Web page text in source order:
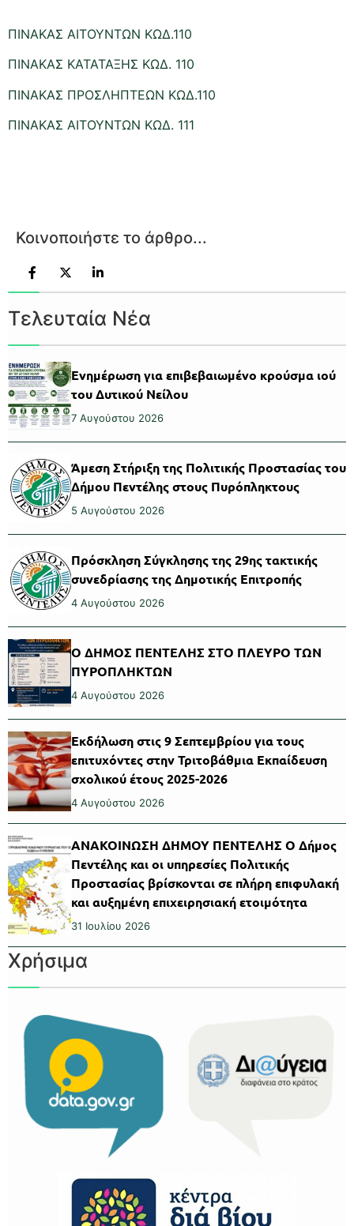
ΠΙΝΑΚΑΣ ΑΙΤΟΥΝΤΩΝ ΚΩΔ.110
ΠΙΝΑΚΑΣ ΚΑΤΑΤΑΞΗΣ ΚΩΔ. 110
ΠΙΝΑΚΑΣ ΠΡΟΣΛΗΠΤΕΩΝ ΚΩΔ.110
ΠΙΝΑΚΑΣ ΑΙΤΟΥΝΤΩΝ ΚΩΔ. 111
Κοινοποιήστε το άρθρο...
Τελευταία Νέα
Ενημέρωση για επιβεβαιωμένο κρούσμα ιού
του Δυτικού Νείλου
7 Αυγούστου 2026
Άμεση Στήριξη της Πολιτικής Προστασίας του
Δήμου Πεντέλης στους Πυρόπληκτους
5 Αυγούστου 2026
Πρόσκληση Σύγκλησης της 29ης τακτικής
συνεδρίασης της Δημοτικής Επιτροπής
4 Αυγούστου 2026
Ο ΔΗΜΟΣ ΠΕΝΤΕΛΗΣ ΣΤΟ ΠΛΕΥΡΟ ΤΩΝ
ΠΥΡΟΠΛΗΚΤΩΝ
4 Αυγούστου 2026
Εκδήλωση στις 9 Σεπτεμβρίου για τους
επιτυχόντες στην Τριτοβάθμια Εκπαίδευση
σχολικού έτους 2025-2026
4 Αυγούστου 2026
ΑΝΑΚΟΙΝΩΣΗ ΔΗΜΟΥ ΠΕΝΤΕΛΗΣ Ο Δήμος
Πεντέλης και οι υπηρεσίες Πολιτικής
Προστασίας βρίσκονται σε πλήρη επιφυλακή
και αυξημένη επιχειρησιακή ετοιμότητα
31 Ιουλίου 2026
Χρήσιμα